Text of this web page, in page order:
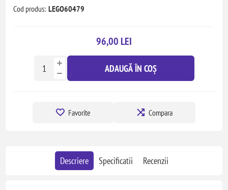
Cod produs: LEGO60479
96,00 LEI
ADAUGĂ ÎN COȘ
Favorite Compara
Descriere Specificatii Recenzii